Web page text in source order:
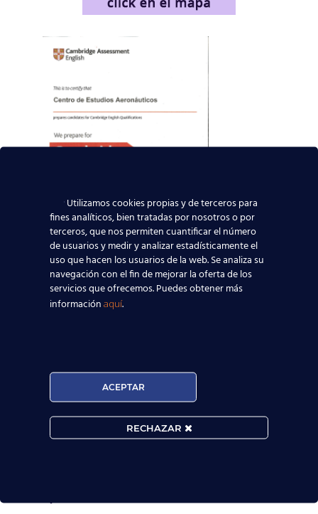

MATRÍCULA ABIERTA:
Utilizamos cookies propias y de terceros para
fines analíticos, bien tratadas por nosotros o por
terceros, que nos permiten cuantificar el número
de usuarios y medir y analizar estadísticamente el
uso que hacen los usuarios de la web. Se analiza su
navegación con el fin de mejorar la oferta de los
servicios que ofrecemos. Puedes obtener más
información aquí.
ACEPTAR
RECHAZAR